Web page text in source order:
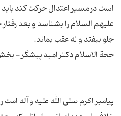
است در مسیر اعتدال حرکت کند
علیهم السلام را بشناسد و بعد رفتار
پیامبر اکرم صلی الله علیه و آله امت